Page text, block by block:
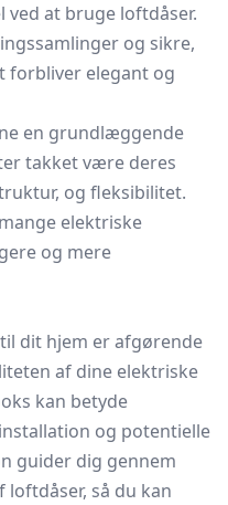
at bruge loftdåser.
og sikre,
forbliver elegant og
en grundlæggende
takket være deres
og fleksibilitet.
elektriske
og mere
til dit hjem er afgørende
af dine elektriske
kan betyde
og potentielle
guider dig gennem
loftdåser, så du kan